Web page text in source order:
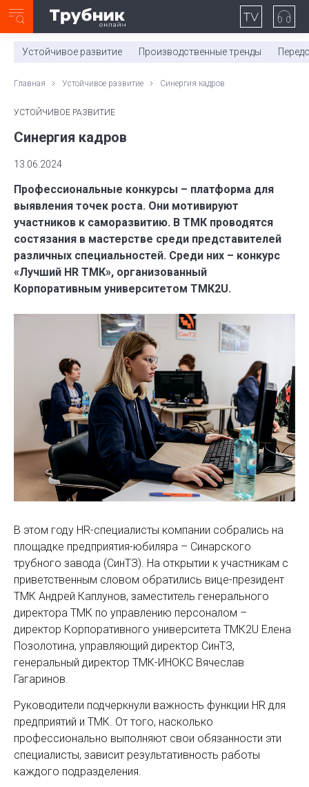
0:00/ 11:03
Устойчивое развитие Производственные тренды
Главная Устойчивое развитие Синергия кадров
УСТОЙЧИВОЕ РАЗВИТИЕ
Синергия кадров
13.06.2024
Профессиональные конкурсы – платформа для
выявления точек роста. Они мотивируют
участников к саморазвитию. В ТМК проводятся
состязания в мастерстве среди представителей
различных специальностей. Среди них – конкурс
«Лучший HR ТМК», организованный
Корпоративным университетом ТМК2U.
В этом году HR-специалисты компании собрались на
площадке предприятия-юбиляра – Синарского
трубного завода (СинТЗ). На открытии к участникам с
приветственным словом обратились вице-президент
ТМК Андрей Каплунов, заместитель генерального
директора ТМК по управлению персоналом –
директор Корпоративного университета ТМК2U Елена
Позолотина, управляющий директор СинТЗ,
генеральный директор ТМК-ИНОКС Вячеслав
Гагаринов.
Руководители подчеркнули важность функции HR для
предприятий и ТМК. От того, насколько
профессионально выполняют свои обязанности эти
специалисты, зависит результативность работы
каждого подразделения.